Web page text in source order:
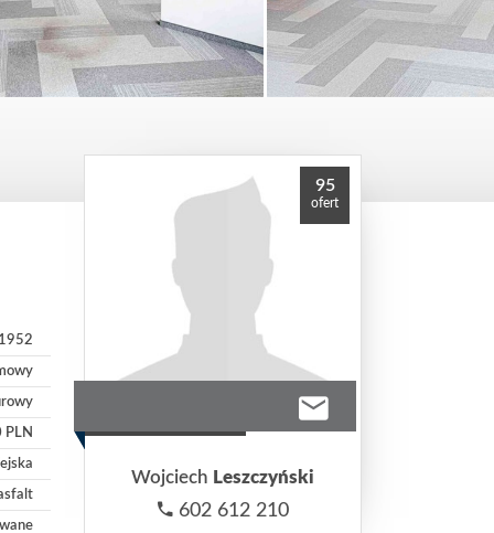
1952
PLN
95
ofert
Wojciech Leszczyński
602 612 210